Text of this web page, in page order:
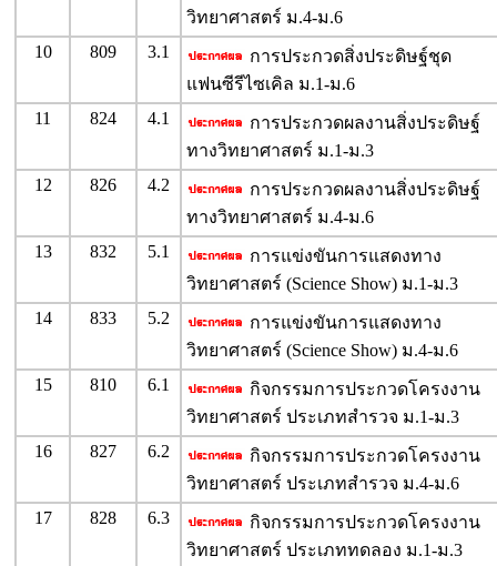
วิทยาศาสตร์ ม.4-ม.6
10
809 3.1
การประกวดสิ่งประดิษฐ์ชุด
แฟนซีรีไซเคิล ม.1-ม.6
11
824 4.1
การประกวดผลงานสิ่งประดิษฐ์
ทางวิทยาศาสตร์ ม.1-ม.3
12
826 4.2
การประกวดผลงานสิ่งประดิษฐ์
ทางวิทยาศาสตร์ ม.4-ม.6
13
832 5.1
การแข่งขันการแสดงทาง
วิทยาศาสตร์ (Science Show) ม.1-ม.3
14
833 5.2
การแข่งขันการแสดงทาง
วิทยาศาสตร์ (Science Show) ม.4-ม.6
15
810 6.1
กิจกรรมการประกวดโครงงาน
วิทยาศาสตร์ ประเภทสำรวจ ม.1-ม.3
16
827 6.2
กิจกรรมการประกวดโครงงาน
วิทยาศาสตร์ ประเภทสำรวจ ม.4-ม.6
17
828 6.3
กิจกรรมการประกวดโครงงาน
วิทยาศาสตร์ ประเภททดลอง ม.1-ม.3